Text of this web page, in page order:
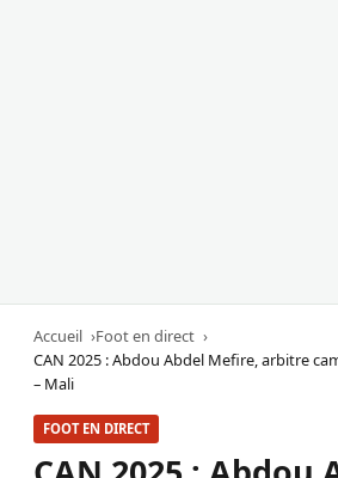
Accueil
Foot en direct
CAN 2025 : Abdou Abdel Mefire, arbitre
– Mali
FOOT EN DIRECT